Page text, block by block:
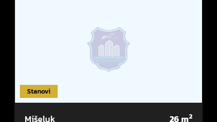
Stanovi
Mišeluk 26m2